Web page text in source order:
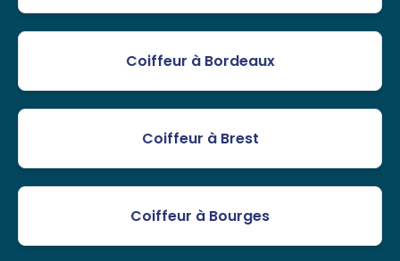
Coiffeur à Bordeaux
Coiffeur à Brest
Coiffeur à Bourges